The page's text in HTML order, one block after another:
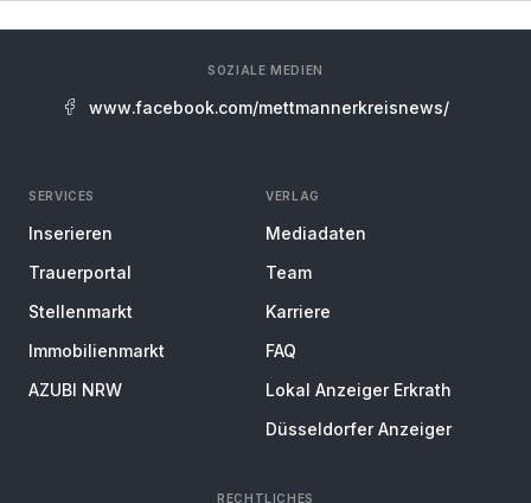
SOZIALE MEDIEN
www.facebook.com/mettmannerkreisnews/
SERVICES
Inserieren
Trauerportal
Stellenmarkt
Immobilienmarkt
AZUBI NRW
VERLAG
Mediadaten
Team
Karriere
FAQ
Lokal Anzeiger Erkrath
Düsseldorfer Anzeiger
RECHTLICHES